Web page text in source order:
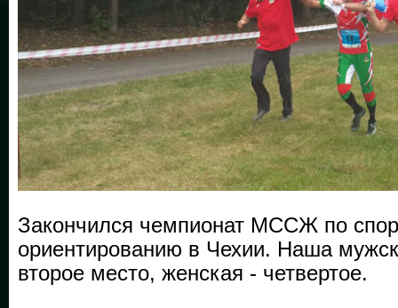
Закончился чемпионат МССЖ по
ориентированию в Чехии. Наша
второе место, женская - четвертое.